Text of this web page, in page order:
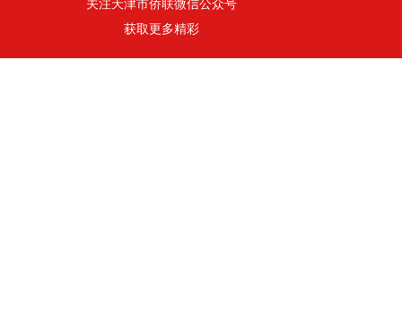
关注天津市侨联微信公众号
获取更多精彩